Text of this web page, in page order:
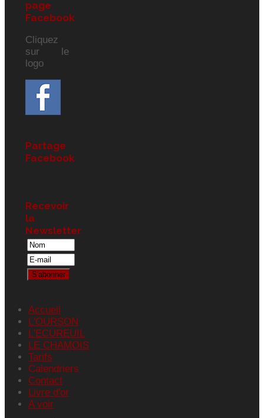
page
Facebook
Cliquez
sur le
logo
Partage
Facebook
Recevoir
la
Newsletter
Accueil
L'OURSON
L'ECUREUIL
LE CHAMOIS
Tarifs
Calendriers
Contact
Livre d'or
A voir